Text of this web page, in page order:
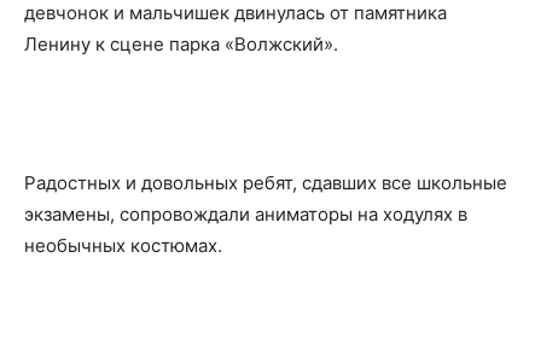
девчонок и мальчишек двинулась от памятника
Ленину к сцене парка «Волжский».
Радостных и довольных ребят, сдавших все школьные
экзамены, сопровождали аниматоры на ходулях в
необычных костюмах.